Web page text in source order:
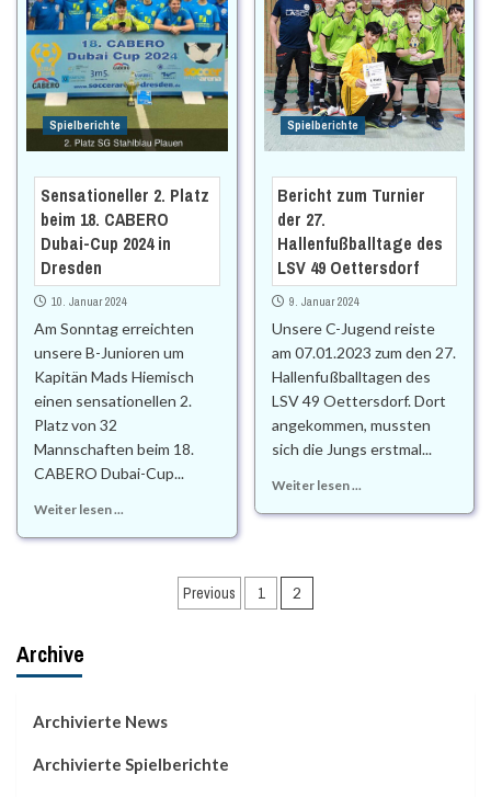
Spielberichte
Sensationeller 2. Platz
beim 18. CABERO
Dubai-Cup 2024 in
Dresden
10. Januar 2024
Am Sonntag erreichten
unsere B-Junioren um
Kapitän Mads Hiemisch
einen sensationellen 2.
Platz von 32
Mannschaften beim 18.
CABERO Dubai-Cup...
Weiter lesen ...
Spielberichte
Bericht zum Turnier
der 27.
Hallenfußballtage des
LSV 49 Oettersdorf
9. Januar 2024
Unsere C-Jugend reiste
am 07.01.2023 zum den 27.
Hallenfußballtagen des
LSV 49 Oettersdorf. Dort
angekommen, mussten
sich die Jungs erstmal...
Weiter lesen ...
Beitragsnavigation
Previous 1 2
Archive
Archivierte News
Archivierte Spielberichte